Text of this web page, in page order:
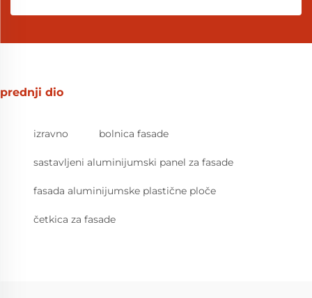
prednji dio
izravno bolnica fasade
sastavljeni aluminijumski panel za fasade
fasada aluminijumske plastične ploče
četkica za fasade